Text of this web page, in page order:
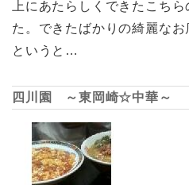
上にあたらしくできたこち
た。できたばかりの綺麗な
というと…
四川園 ～東岡崎☆中華～